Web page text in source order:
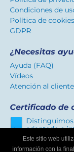
Condiciones de
Política de cookies
GDPR
¿Necesitas
Ayuda (FAQ)
Vídeos
Atención al cliente
Certificado de
Distinguimos
adaptado a
Este sitio web
información con la